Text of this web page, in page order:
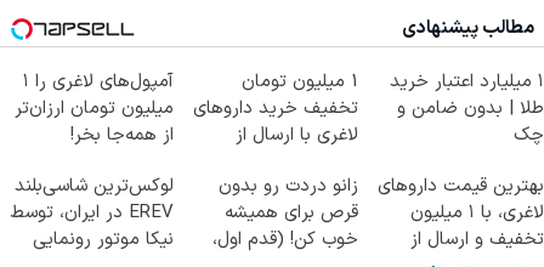
مطالب پیشنهادی
۱ میلیارد اعتبار خرید
طلا | بدون ضامن و
چک
1 میلیون تومان
تخفیف خرید داروهای
لاغری با ارسال از
آمپول‌های لاغری را ۱
میلیون تومان ارزان‌تر
از همه‌جا بخر!
بهترین قیمت داروهای
لاغری، با ۱ میلیون
تخفیف و ارسال از
زانو دردت رو بدون
قرص برای همیشه
خوب کن! (قدم اول،
لوکس‌ترین شاسی‌بلند
EREV در ایران، توسط
نیکا موتور رونمایی